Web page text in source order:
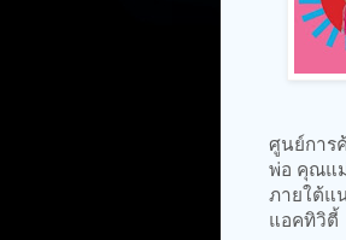
ศูนย์การ
พ่อ คุณแ
ภายใต้แ
แอคทิวิตี้